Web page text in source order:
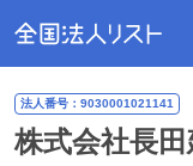
法人番号：9030001021141
株式会社長